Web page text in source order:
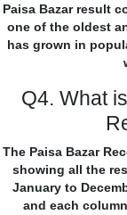
Paisa Bazar result
one of the oldest
has grown in
Q4. What
The Paisa Bazar
showing all the
January to
and each